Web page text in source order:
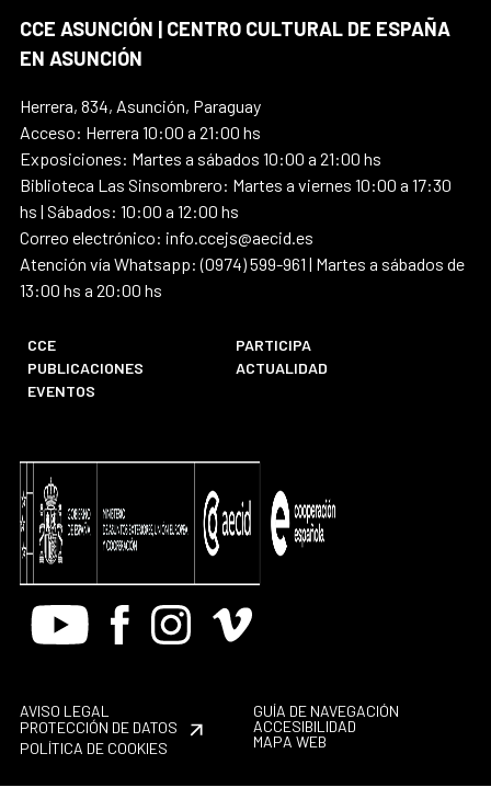
CCE ASUNCIÓN | CENTRO CULTURAL DE ESPAÑA
EN ASUNCIÓN
Herrera, 834, Asunción, Paraguay
Acceso: Herrera 10:00 a 21:00 hs
Exposiciones: Martes a sábados 10:00 a 21:00 hs
Biblioteca Las Sinsombrero: Martes a viernes 10:00 a 17:30
hs | Sábados: 10:00 a 12:00 hs
Correo electrónico: info.ccejs@aecid.es
Atención vía Whatsapp: (0974) 599-961 | Martes a sábados de
13:00 hs a 20:00 hs
CCE
PARTICIPA
PUBLICACIONES
ACTUALIDAD
EVENTOS
Youtube FacebookInstagram
Vimeo
AVISO LEGAL
PROTECCIÓN DE DATOS
POLÍTICA DE COOKIES
GUÍA DE NAVEGACIÓN
ACCESIBILIDAD
MAPA WEB